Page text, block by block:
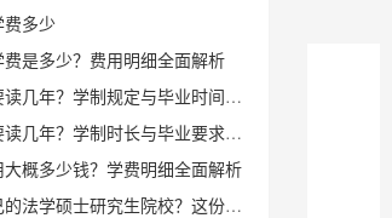
多少
是多少？费用明细全面解析
几年？学制规定与毕业时间解析
年？学制时长与毕业要求全解析
概多少钱？学费明细全面解析
硕士研究生院校？这份指南告诉你